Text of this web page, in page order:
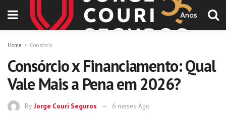
Home Consórcio
Consórcio x Financiamento: Qual
Vale Mais a Pena em 2026?
By Jorge Couri Seguros 6 meses Ago